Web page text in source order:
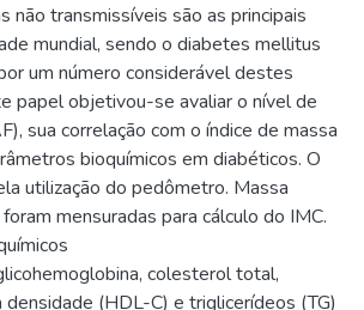
não transmissíveis são as principais
mundial, sendo o diabetes mellitus
um número considerável destes
papel objetivou-se avaliar o nível de
sua correlação com o índice de massa
bioquímicos em diabéticos. O
utilização do pedômetro. Massa
mensuradas para cálculo do IMC.
colesterol total,
(HDL-C) e triglicerídeos (TG)